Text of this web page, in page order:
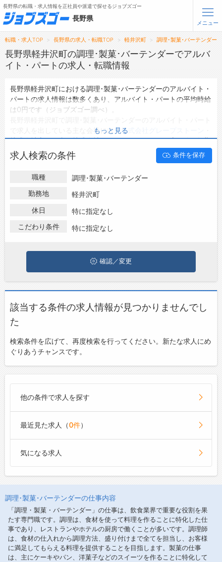
無料会員登録 ログイン
トップ
詳細情報で求人を探す
【初めての方へ】
長野県の求人検索で選ばれる理由
転職支援サービスについて
転職支援サービス
転職ノウハウ(応募書類の書き方・面接対策など)
転職・採用コラム
長野県の転職・求人情報を正社員や派遣で探せるジョブズゴー
長野県
メニュー
転職・求人TOP 長野県の求人・転職TOP 軽井沢町 調理･製菓･バーテンダー
長野県軽井沢町の調理･製菓･バーテンダーでアルバ
イト・パートの求人・転職情報
長野県軽井沢町における調理･製菓･バーテンダーのアルバイト・
パートの求人情報は数多くあり、アルバイト・パートの平均時給
は0円です（ジョブズゴー調べ）。
で求人を出している主な会社には、株式会社グレープストーン
株式会社音羽ノ森・株式会社フォンスなどがあり、未経験や短期
等ご希望の条件で絞り込みができます。
長野県軽井沢町の地域密着型の求人サイトであるジョブズゴーで
は長野県軽井沢町のアルバイト・パートとして働ける調理･製菓･
バーテンダーの求人情報を0件取り扱っています。
ハローワークにはない求人も多数扱っており、転職だけでなく、
軽井沢町で調理･製菓･バーテンダーのアルバイト・パートの求
人・転職情報を探している方は、ぜひ興味のある職種に応募して
もっと見る
求人検索の条件 条件を保存
職種
調理･製菓･バーテンダー
勤務地
軽井沢町
休日
特に指定なし
こだわり条件
特に指定なし
確認／変更
該当する条件の求人情報が見つかりませんでし
た
検索条件を広げて、再度検索を行ってください。新たな求人にめ
ぐりあうチャンスです。
他の条件で求人を探す
最近見た求人（0件）
気になる求人
調理･製菓･バーテンダーの仕事内容
「調理・製菓・バーテンダー」の仕事は、飲食業界で重要な役割を果
たす専門職です。調理は、食材を使って料理を作ることに特化した仕
事であり、レストランやホテルの厨房で働くことが多いです。調理師
は、食材の仕入れから調理方法、盛り付けまで全てを担当し、お客様
に満足してもらえる料理を提供することを目指します。製菓の仕事
は、主にケーキやパン、洋菓子などのスイーツを作ることに特化して